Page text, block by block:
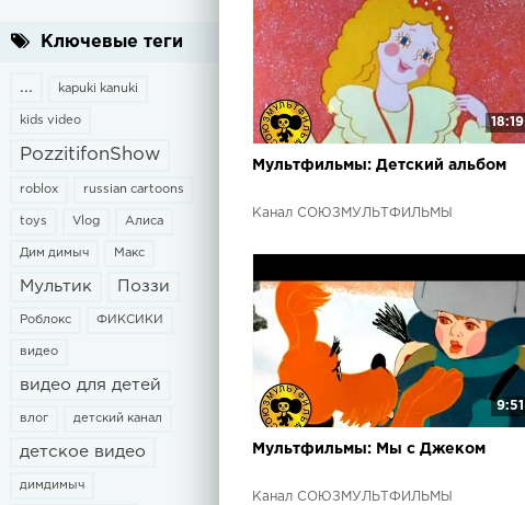
Ключевые теги
... kapuki kanuki
kids video
PozzitifonShow
roblox russian cartoons
toys Vlog Алиса
Дим димыч Макс
Мультик Поззи
Роблокс ФИКСИКИ
видео
видео для детей
влог детский канал
детское видео
димдимыч
18:19
Мультфильмы: Детский альбом
Канал СОЮЗМУЛЬТФИЛЬМЫ
9:51
Мультфильмы: Мы с Джеком
Канал СОЮЗМУЛЬТФИЛЬМЫ